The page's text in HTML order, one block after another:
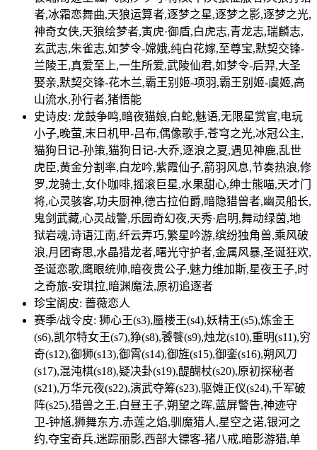
者,冰霜恋舞曲,天狼运算者,逐梦之星,逐梦之影,逐梦之光,
神奇女侠,天狼绘梦者,寅虎·御盾,白虎志,青龙志,瑞麟志,
玄武志,朱雀志,如梦令-嫦娥,纯白花嫁,至尊宝,默契交锋-
兰陵王,真爱至上,一生所爱,武陵仙君,如梦令-后羿,大圣
娶亲,默契交锋-花木兰,霸王别姬-项羽,霸王别姬-虞姬,高
山流水,孙行者,猪悟能
史诗皮: 龙鼓争鸣,暗夜猫娘,白蛇,魅语,无限星赏官,电玩
小子,晚萤,末日机甲-吕布,偶像歌手,苍穹之光,冰冠公主,
猫狗日记-孙策,猫狗日记-大乔,逐浪之夏,遇见神鹿,乱世
虎臣,黄金分割率,白龙吟,紫霞仙子,箭羽风息,节奏热浪,修
罗,龙骑士,女仆咖啡,摇滚巨星,水果甜心,绅士熊喵,天才门
将,心灵骇客,功夫厨神,德古拉伯爵,暗隐猎兽者,幽灵船长,
鬼剑武藏,心灵战警,乐园奇幻夜,天秀·启明,舞动绿茵,地
狱岩魂,诗语江南,纤云弄巧,繁星吟游,缤纷独角兽,乘风破
浪,月团寄思,水晶猎龙者,曙光守护者,金属风暴,圣诞狂欢,
圣诞恋歌,鹰眼统帅,暗夜贵公子,魅力维加斯,星夜王子,时
之奇旅-安琪拉,暗渊魔法,原初追逐者
珍宝阁皮: 蔷薇恋人
赛季/战令皮: 狮心王(s3),蜃楼王(s4),妖精王(s5),炼金王
(s6),凯尔特女王(s7),狰(s8),饕餮(s9),烛龙(s10),重明(s11),穷
奇(s12),御狮(s13),御霄(s14),御旌(s15),御銮(s16),朔风刀
(s17),混沌棋(s18),疑决卦(s19),醍醐杖(s20),原初探秘者
(s21),万华元夜(s22),演武夺筹(s23),驱傩正仪(s24),千军破
阵(s25),猎兽之王,白昼王子,朔望之晖,蓝屏警告,神迹守
卫-钟馗,狮舞东方,赤莲之焰,驯魔猎人,星空之诺,银河之
约,夺宝奇兵,迷踪丽影,西部大镖客-猪八戒,暗影游猎,单